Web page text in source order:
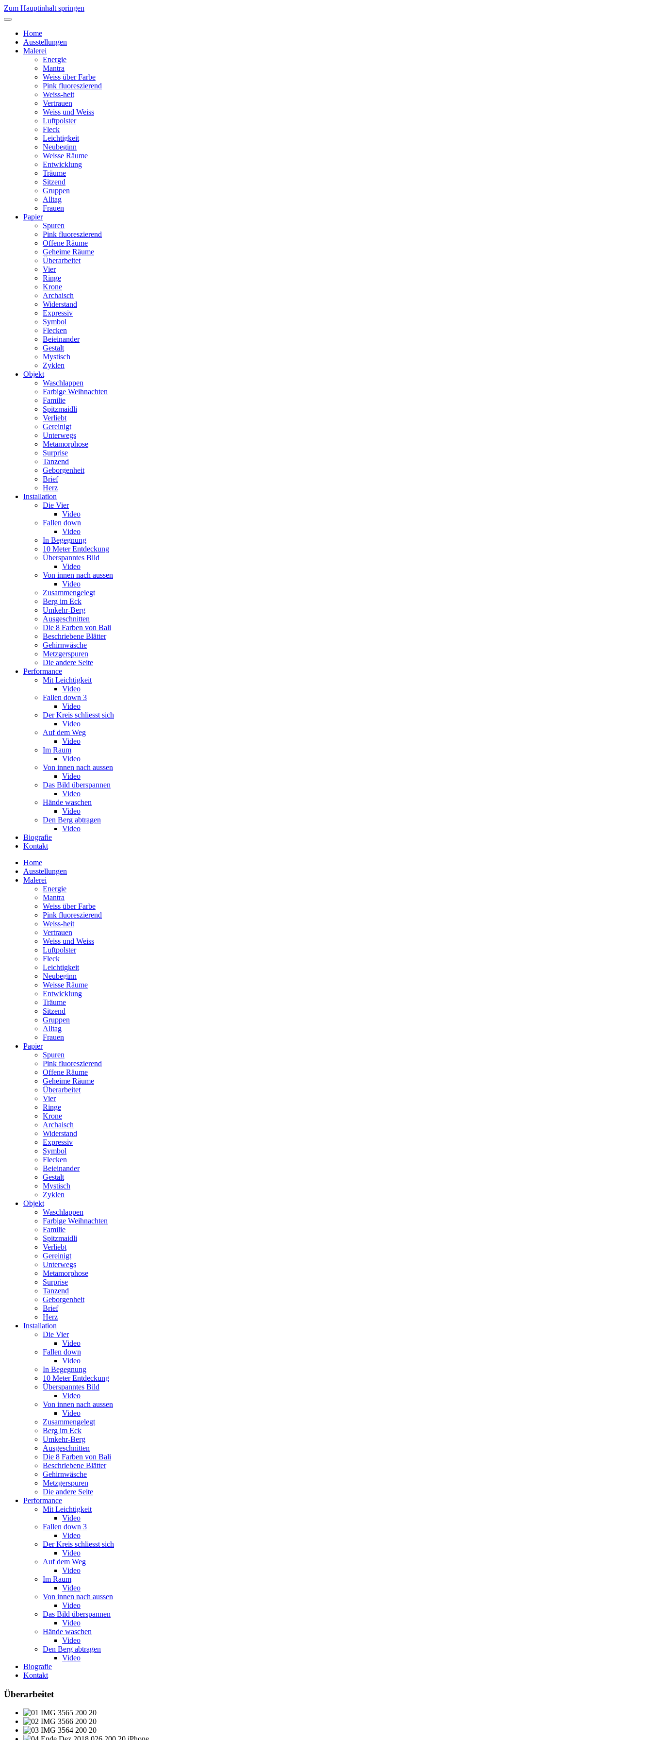
Zum Hauptinhalt springen
Home
Ausstellungen
Malerei
Energie
Mantra
Weiss über Farbe
Pink fluoreszierend
Weiss-heit
Vertrauen
Weiss und Weiss
Luftpolster
Fleck
Leichtigkeit
Neubeginn
Weisse Räume
Entwicklung
Träume
Sitzend
Gruppen
Alltag
Frauen
Papier
Spuren
Pink fluoreszierend
Offene Räume
Geheime Räume
Überarbeitet
Vier
Ringe
Krone
Archaisch
Widerstand
Expressiv
Symbol
Flecken
Beieinander
Gestalt
Mystisch
Zyklen
Objekt
Waschlappen
Farbige Weihnachten
Familie
Spitzmaidli
Verliebt
Gereinigt
Unterwegs
Metamorphose
Surprise
Tanzend
Geborgenheit
Brief
Herz
Installation
Die Vier
Video
Fallen down
Video
In Begegnung
10 Meter Entdeckung
Überspanntes Bild
Video
Von innen nach aussen
Video
Zusammengelegt
Berg im Eck
Umkehr-Berg
Ausgeschnitten
Die 8 Farben von Bali
Beschriebene Blätter
Gehirnwäsche
Metzgerspuren
Die andere Seite
Performance
Mit Leichtigkeit
Video
Fallen down 3
Video
Der Kreis schliesst sich
Video
Auf dem Weg
Video
Im Raum
Video
Von innen nach aussen
Video
Das Bild überspannen
Video
Hände waschen
Video
Den Berg abtragen
Video
Biografie
Kontakt
Home
Ausstellungen
Malerei
Energie
Mantra
Weiss über Farbe
Pink fluoreszierend
Weiss-heit
Vertrauen
Weiss und Weiss
Luftpolster
Fleck
Leichtigkeit
Neubeginn
Weisse Räume
Entwicklung
Träume
Sitzend
Gruppen
Alltag
Frauen
Papier
Spuren
Pink fluoreszierend
Offene Räume
Geheime Räume
Überarbeitet
Vier
Ringe
Krone
Archaisch
Widerstand
Expressiv
Symbol
Flecken
Beieinander
Gestalt
Mystisch
Zyklen
Objekt
Waschlappen
Farbige Weihnachten
Familie
Spitzmaidli
Verliebt
Gereinigt
Unterwegs
Metamorphose
Surprise
Tanzend
Geborgenheit
Brief
Herz
Installation
Die Vier
Video
Fallen down
Video
In Begegnung
10 Meter Entdeckung
Überspanntes Bild
Video
Von innen nach aussen
Video
Zusammengelegt
Berg im Eck
Umkehr-Berg
Ausgeschnitten
Die 8 Farben von Bali
Beschriebene Blätter
Gehirnwäsche
Metzgerspuren
Die andere Seite
Performance
Mit Leichtigkeit
Video
Fallen down 3
Video
Der Kreis schliesst sich
Video
Auf dem Weg
Video
Im Raum
Video
Von innen nach aussen
Video
Das Bild überspannen
Video
Hände waschen
Video
Den Berg abtragen
Video
Biografie
Kontakt
Überarbeitet